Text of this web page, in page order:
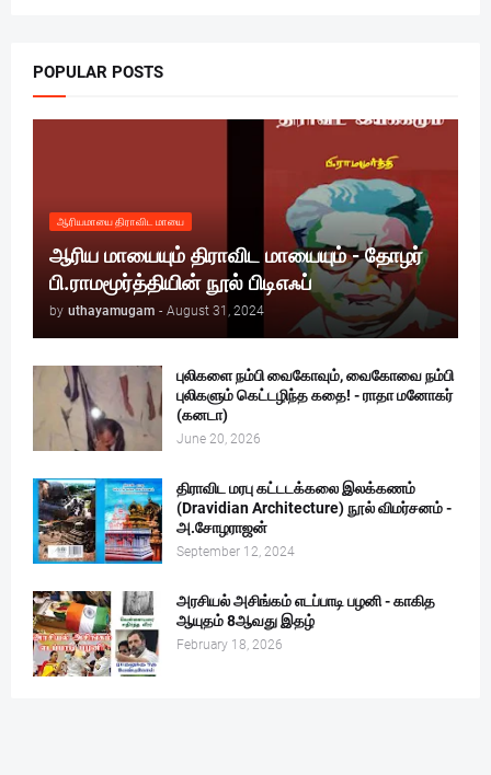
POPULAR POSTS
ஆரியமாயை திராவிட மாயை
ஆரிய மாயையும் திராவிட மாயையும் - தோழர்
பி.ராமமூர்த்தியின் நூல் பிடிஎஃப்
by uthayamugam - August 31, 2024
புலிகளை நம்பி வைகோவும், வைகோவை நம்பி
புலிகளும் கெட்டழிந்த கதை! - ராதா மனோகர்
(கனடா)
June 20, 2026
திராவிட மரபு கட்டடக்கலை இலக்கணம்
(Dravidian Architecture) நூல் விமர்சனம் -
அ.சோழராஜன்
September 12, 2024
அரசியல் அசிங்கம் எடப்பாடி பழனி - காகித
ஆயுதம் 8ஆவது இதழ்
February 18, 2026